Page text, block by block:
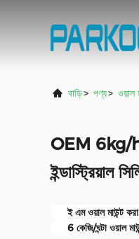
বাড়ি> পণ্য> ওয়াল
OEM 6kg/h
ইন্ডাস্ট্রিয়াল
ই এম ওয়াল মাউন্ট করা
6 কেজি/ঘন্টা ওয়াল